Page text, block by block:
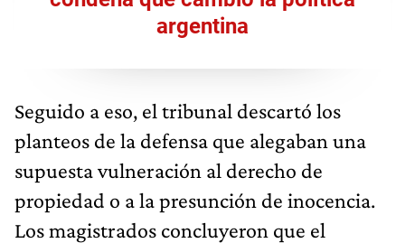
argentina
Seguido a eso, el tribunal descartó los
planteos de la defensa que alegaban una
supuesta vulneración al derecho de
propiedad o a la presunción de inocencia.
Los magistrados concluyeron que el